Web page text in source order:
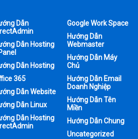
Dẫn
Dẫn Hosting
Dẫn Hosting
365
Dẫn Website
Dẫn Linux
Dẫn Hosting
Google Work Space
Hướng Dẫn
Webmaster
Hướng Dẫn Máy
Chủ
Hướng Dẫn Email
Doanh Nghiệp
Hướng Dẫn Tên
Miền
Hướng Dẫn Chung
Uncategorized